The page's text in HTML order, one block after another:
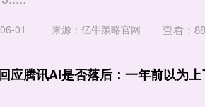
01 来源：亿牛策略官网 查看： 88
应腾讯AI是否落后：一年前以为